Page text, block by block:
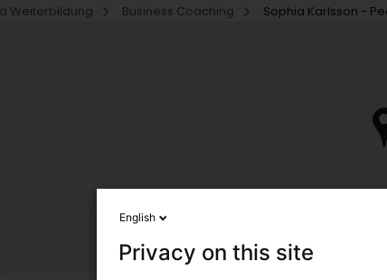
Weiterbildung Business Coaching Sophia Karlsson -
English
Privacy on this site